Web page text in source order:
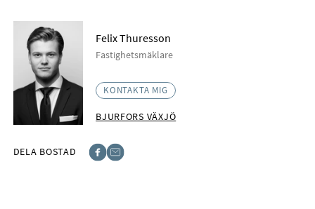
Felix Thuresson
Fastighetsmäklare
KONTAKTA MIG
BJURFORS VÄXJÖ
DELA BOSTAD